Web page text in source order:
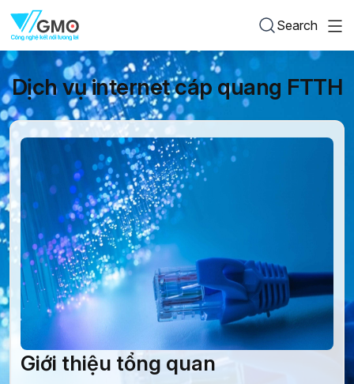
Search
Dịch vụ internet cáp quang FTTH
Giới thiệu tổng quan